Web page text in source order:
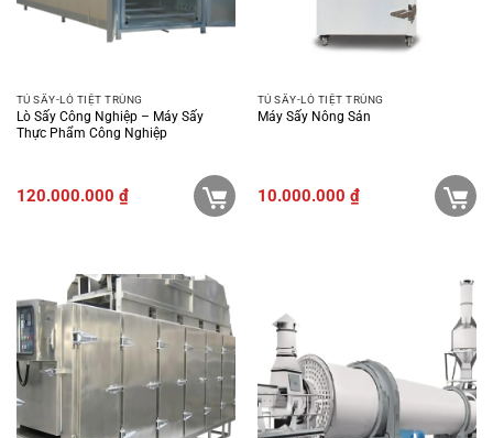
TỦ SẤY-LÒ TIỆT TRÙNG
Lò Sấy Công Nghiệp – Máy Sấy
Thực Phẩm Công Nghiệp
120.000.000 ₫
TỦ SẤY-LÒ TIỆT TRÙNG
Máy Sấy Nông Sản
10.000.000 ₫